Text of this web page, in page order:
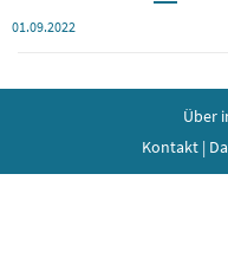
01.09.2022
Über
Kontakt|